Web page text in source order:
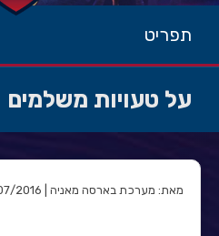
תפריט
על טעויות משלמים
מאת: מערכת בארסה מאניה | 11/07/2016 | קטגוריה: